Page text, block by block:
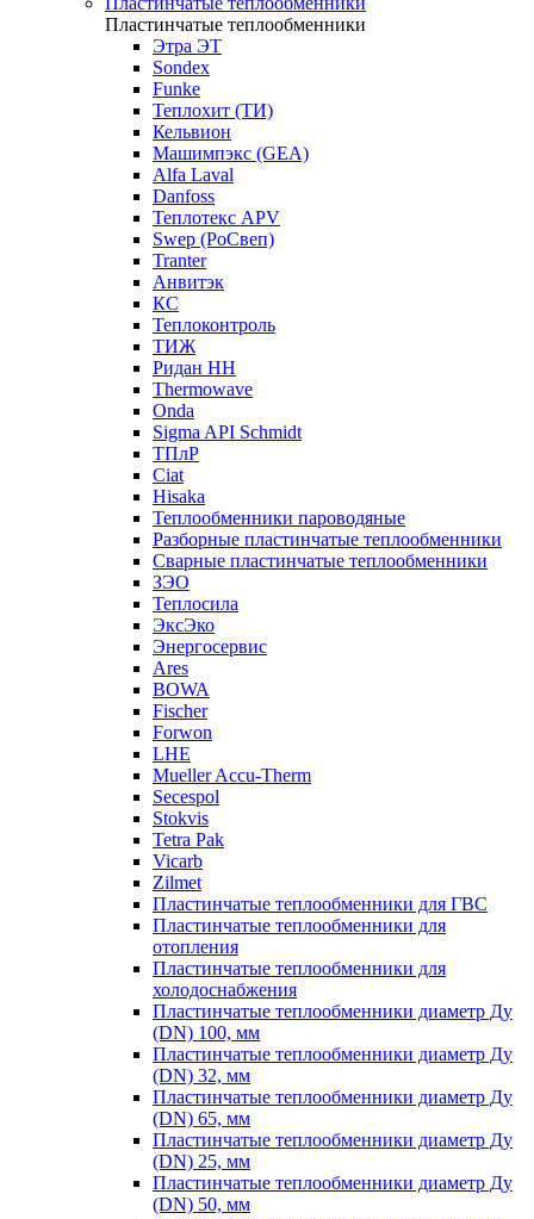
Пластинчатые теплообменники
Этра ЭТ
Sondex
Funke
Теплохит (ТИ)
Кельвион
Машимпэкс (GEA)
Alfa Laval
Danfoss
Теплотекс APV
Swep (РоСвеп)
Tranter
Анвитэк
КС
Теплоконтроль
ТИЖ
Ридан НН
Thermowave
Onda
Sigma API Schmidt
ТПлР
Ciat
Hisaka
Теплообменники пароводяные
Разборные пластинчатые теплообменники
Сварные пластинчатые теплообменники
ЗЭО
Теплосила
ЭксЭко
Энергосервис
Ares
BOWA
Fischer
Forwon
LHE
Mueller Accu-Therm
Secespol
Stokvis
Tetra Pak
Vicarb
Zilmet
Пластинчатые теплообменники для ГВС
Пластинчатые теплообменники для
отопления
Пластинчатые теплообменники для
холодоснабжения
Пластинчатые теплообменники диаметр Ду
(DN) 100, мм
Пластинчатые теплообменники диаметр Ду
(DN) 32, мм
Пластинчатые теплообменники диаметр Ду
(DN) 65, мм
Пластинчатые теплообменники диаметр Ду
(DN) 25, мм
Пластинчатые теплообменники диаметр Ду
(DN) 50, мм